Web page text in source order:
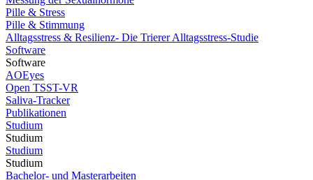
Pille & Stress
Pille & Stimmung
Alltagsstress & Resilienz- Die Trierer Alltagsstress-Studie
Software
Software
AOEyes
Open TSST-VR
Saliva-Tracker
Publikationen
Studium
Studium
Studium
Studium
Bachelor- und Masterarbeiten